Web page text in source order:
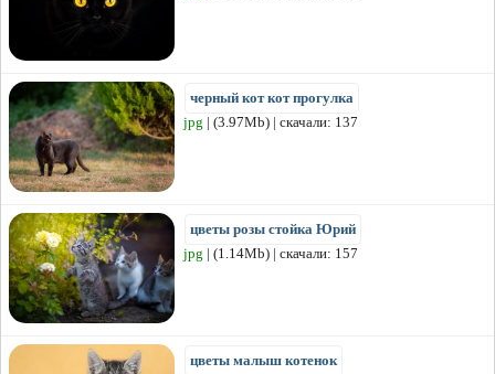
черный кот кот прогулка
jpg | (3.97Mb) | скачали: 137
цветы розы стойка Юрий
jpg | (1.14Mb) | скачали: 157
цветы малыш котенок